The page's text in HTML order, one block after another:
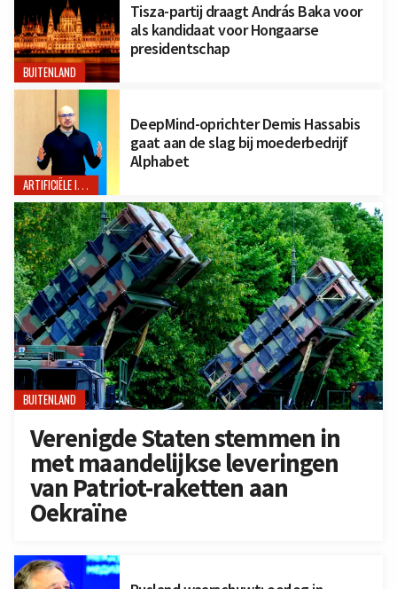
BUITENLAND
Tisza-partij draagt András Baka voor
als kandidaat voor Hongaarse
presidentschap
ARTIFICIËLE INTELLIGENTIE
DeepMind-oprichter Demis Hassabis
gaat aan de slag bij moederbedrijf
Alphabet
BUITENLAND
Verenigde Staten stemmen in
met maandelijkse leveringen
van Patriot-raketten aan
Oekraïne